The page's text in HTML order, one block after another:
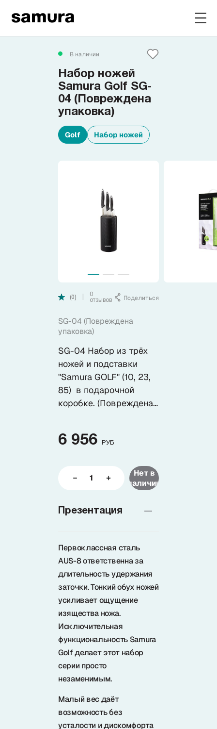
Избранное
Войти в личный кабинет
Смотреть весь каталог
Аксессуары
Подарочные карты
+7 (495) 280 73 80
Problem@samura.ru
По вопросам качества
Samura в соцсетях
В наличии
Набор ножей
Samura Golf SG-
04 (Повреждена
упаковка)
Golf Набор ножей
(0)
0
отзывов
Поделиться
SG-04 (Повреждена
упаковка)
SG-04 Набор из трёх
ножей и подставки
"Samura GOLF" (10, 23,
85) в подарочной
коробке. (Повреждена
6 956 РУБ
Нет в
наличии
Презентация
Первоклассная сталь
AUS-8 ответственна за
длительность удержания
заточки. Тонкий обух ножей
усиливает ощущение
изящества ножа.
Исключительная
функциональность Samura
Golf делает этот набор
серии просто
незаменимым.
Малый вес даёт
возможность без
усталости и дискомфорта